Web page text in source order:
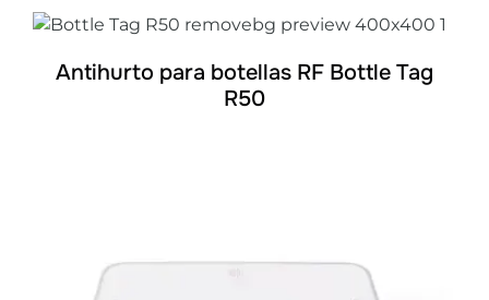
DETALLES
Antihurto para botellas RF Bottle Tag
R50